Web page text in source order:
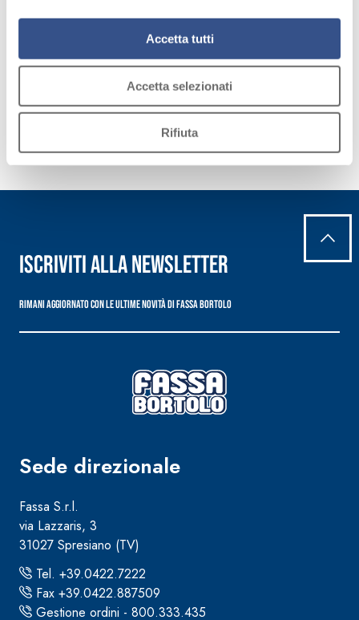
attivi).
Accetta tutti
Accetta selezionati
Rifiuta
Una partnership nel segno della responsabilità sociale.
Giugno 29, 2026
Iscriviti alla newsletter
Rimani aggiornato con le ultime novità di Fassa Bortolo
Sede direzionale
Fassa S.r.l.
via Lazzaris, 3
31027 Spresiano (TV)
Tel. +39.0422.7222
Fax +39.0422.887509
Gestione ordini - 800.333.435